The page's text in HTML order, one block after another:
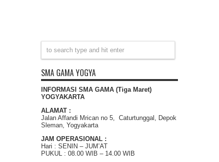
SMA GAMA YOGYA
INFORMASI SMA GAMA (Tiga Maret)
YOGYAKARTA
ALAMAT :
Jalan Affandi Mrican no 5, Caturtunggal, Depok
Sleman, Yogyakarta
JAM OPERASIONAL :
Hari : SENIN – JUM’AT
PUKUL : 08.00 WIB – 14.00 WIB